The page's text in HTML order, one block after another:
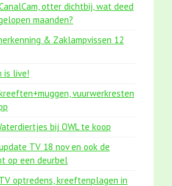
otter dichtbij, wat deed
maanden?
& Zaklampvissen 12
is live!
vuurwerkresten
bij OWL te koop
TV 18 nov en ook de
op een deurbel
optredens, kreeftenplagen in